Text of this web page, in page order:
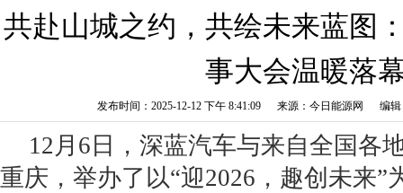
共赴山城之约，共绘未来蓝图
事大会温暖落
发布时间：2025-12-12 下午 8:41:09 来源：今日能源网 编
12月6日，深蓝汽车与来自全国各
重庆，举办了以“迎2026，趣创未来”